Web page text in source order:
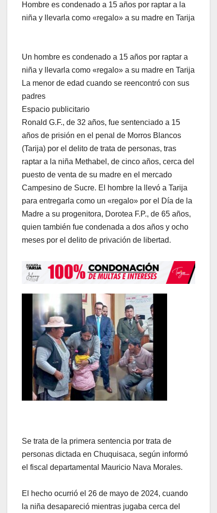
Hombre es condenado a 15 años por raptar a la
niña y llevarla como «regalo» a su madre en Tarija
Un hombre es condenado a 15 años por raptar a
niña y llevarla como «regalo» a su madre en Tarija
La menor de edad cuando se reencontró con sus
padres
Espacio publicitario
Ronald G.F., de 32 años, fue sentenciado a 15
años de prisión en el penal de Morros Blancos
(Tarija) por el delito de trata de personas, tras
raptar a la niña Methabel, de cinco años, cerca del
puesto de venta de su madre en el mercado
Campesino de Sucre. El hombre la llevó a Tarija
para entregarla como un «regalo» por el Día de la
Madre a su progenitora, Dorotea F.P., de 65 años,
quien también fue condenada a dos años y ocho
meses por el delito de privación de libertad.
Se trata de la primera sentencia por trata de
personas dictada en Chuquisaca, según informó
el fiscal departamental Mauricio Nava Morales.
El hecho ocurrió el 26 de mayo de 2024, cuando
la niña desapareció mientras jugaba cerca del